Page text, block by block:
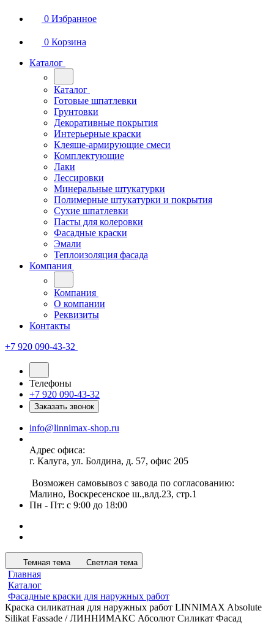
0 Избранное
0 Корзина
Каталог
Каталог
Готовые шпатлевки
Грунтовки
Декоративные покрытия
Интерьерные краски
Клеяще-армирующие смеси
Комплектующие
Лаки
Лессировки
Минеральные штукатурки
Полимерные штукатурки и покрытия
Сухие шпатлевки
Пасты для колеровки
Фасадные краски
Эмали
Теплоизоляция фасада
Компания
Компания
О компании
Реквизиты
Контакты
+7 920 090-43-32
Телефоны
+7 920 090-43-32
Заказать звонок
info@linnimax-shop.ru
Адрес офиса:
г. Калуга, ул. Болдина, д. 57, офис 205
Возможен самовывоз с завода по согласованию:
Малино, Воскресенское ш.,влд.23, стр.1
Пн - Пт: с 9:00 до 18:00
Темная тема Светлая тема
Главная
Каталог
Фасадные краски для наружных работ
Краска силикатная для наружных работ LINNIMAX Absolute
Silikat Fassade / ЛИННИМАКС Абсолют Силикат Фасад